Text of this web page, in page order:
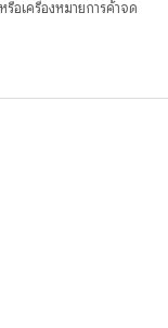
อเครื่องหมายการค้าจด